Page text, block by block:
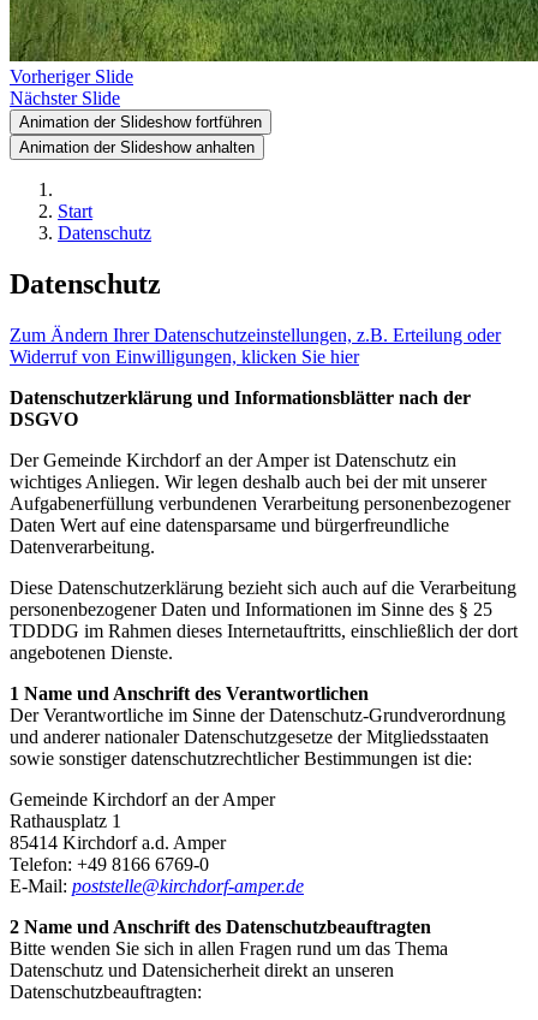
Vorheriger Slide
Nächster Slide
Animation der Slideshow fortführen
Animation der Slideshow anhalten
Start
Datenschutz
Datenschutz
Zum Ändern Ihrer Datenschutzeinstellungen, z.B. Erteilung oder
Widerruf von Einwilligungen, klicken Sie hier
Datenschutzerklärung und Informationsblätter nach der
DSGVO
Der Gemeinde Kirchdorf an der Amper ist Datenschutz ein
wichtiges Anliegen. Wir legen deshalb auch bei der mit unserer
Aufgabenerfüllung verbundenen Verarbeitung personenbezogener
Daten Wert auf eine datensparsame und bürgerfreundliche
Datenverarbeitung.
Diese Datenschutzerklärung bezieht sich auch auf die Verarbeitung
personenbezogener Daten und Informationen im Sinne des § 25
TDDDG im Rahmen dieses Internetauftritts, einschließlich der dort
angebotenen Dienste.
1 Name und Anschrift des Verantwortlichen
Der Verantwortliche im Sinne der Datenschutz-Grundverordnung
und anderer nationaler Datenschutzgesetze der Mitgliedsstaaten
sowie sonstiger datenschutzrechtlicher Bestimmungen ist die:
Gemeinde Kirchdorf an der Amper
Rathausplatz 1
85414 Kirchdorf a.d. Amper
Telefon: +49 8166 6769-0
E-Mail: poststelle@kirchdorf-amper.de
2 Name und Anschrift des Datenschutzbeauftragten
Bitte wenden Sie sich in allen Fragen rund um das Thema
Datenschutz und Datensicherheit direkt an unseren
Datenschutzbeauftragten: